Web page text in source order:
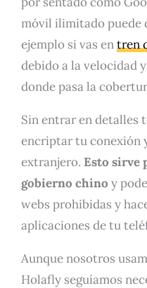
móvil ilimitado puede
ejemplo si vas entren
debido a la velocidad
donde pasa la
Sin entrar en detalles
encriptar tu conexión
extranjero. Esto sirve
gobierno chino y
webs prohibidas y
aplicaciones de tu
Aunque nosotros
Holafly seguíamos